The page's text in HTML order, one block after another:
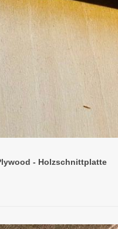
- Holzschnittplatte